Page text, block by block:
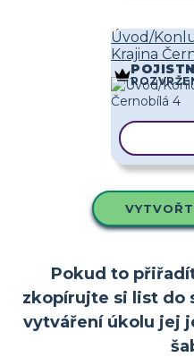
Úvod/
Krajina
Pokud to
zkopírujte si list do
vytváření úkolu jej